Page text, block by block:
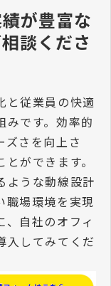
が豊富な
談くださ
と従業員の快適
みです。効率的
ズさを向上さ
ができます。
ような動線設計
職場環境を実現
、自社のオフィ
入してみてくだ